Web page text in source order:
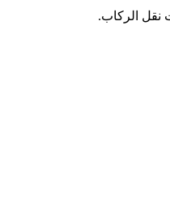
نقل الركاب.